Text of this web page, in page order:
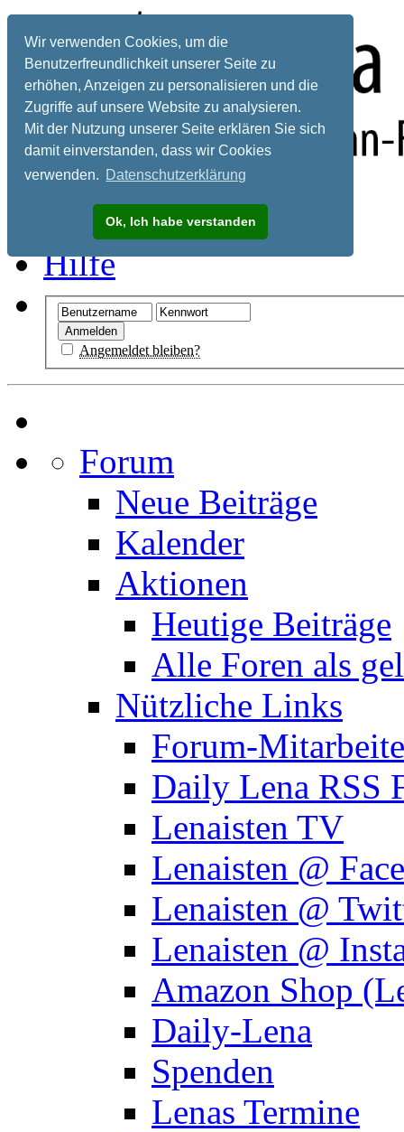
Wir verwenden Cookies, um die
Benutzerfreundlichkeit unserer Seite zu
erhöhen, Anzeigen zu personalisieren und die
Zugriffe auf unsere Website zu analysieren.
Mit der Nutzung unserer Seite erklären Sie sich
damit einverstanden, dass wir Cookies
verwenden. Datenschutzerklärung
Ok, Ich habe verstanden
Registrieren
Hilfe
Angemeldet bleiben?
Forum
Neue Beiträge
Kalender
Aktionen
Heutige Beiträge
Alle Foren als
Nützliche Links
Forum-
Daily Lena RSS
Lenaisten TV
Lenaisten @
Lenaisten @
Lenaisten @
Amazon Shop
Daily-Lena
Spenden
Lenas Termine